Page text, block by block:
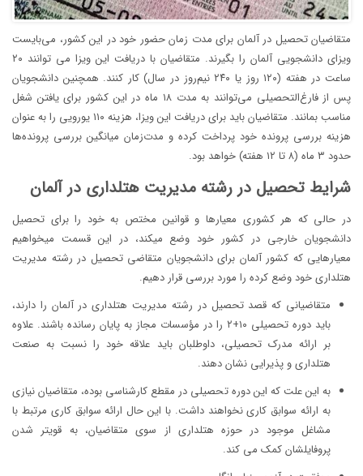
متقاضیان تحصیل در آلمان برای مدت ‌زمان حضور خود در این کشور، می‌بایست
ویزای دانشجویی آلمان را بگیرند. متقاضیان با دریافت این ویزا می توانند ۲۰
ساعت در هفته (۱۲۰ روز یا ۲۴۰ نیم‌روز در سال) کار کنند. همچنین دانشجویان
پس از فارغ‌التحصیلی می‌توانند به مدت ۱۸ ماه در این کشور برای یافتن شغل
مناسب بمانند. متقاضیان باید برای دریافت این ویزا، هزینه ۱۱۰ یورویی را به عنوان
هزینه بررسی پرونده خود پرداخت کرده و مدت‌زمان میانگین بررسی پرونده‌ها
حدود ۳ ماه (۸ تا ۱۲ هفته) خواهد بود.
شرایط تحصیل در رشته مدیریت هتلداری در آلمان
در حالی که هر کشوری معیارها و قوانین مختص به خود را برای تحصیل
دانشجویان خارجی در کشور خود وضع میکند، در این قسمت میخواهیم
معیارهایی که کشور آلمان برای دانشجویان متقاضی تحصیل در رشته مدیریت
هتلداری خود وضع کرده را مورد بررسی قرار دهیم.
متقاضیانی که قصد تحصیل در رشته مدیریت هتلداری در آلمان را دارند،
باید دوره‌ تحصیلی ۱۰+۲ را در مؤسسات مجاز به پایان رسانده باشند. علاوه
بر ارائه مدرک تحصیلی، داوطلبان باید علاقه خود را نسبت به صنعت
هتلداری و پذیرایی نشان دهند.
به این علت که این دوره تحصیلی در مقطع کارشناسی بوده، متقاضیان نیازی
به ارائه سوابق کاری نخواهند داشت. با این حال ارائه سوابق کاری مرتبط با
مشاغل موجود در حوزه هتلداری از سوی متقاضیان، به قویتر شدن
پروفایلشان کمک می کند.